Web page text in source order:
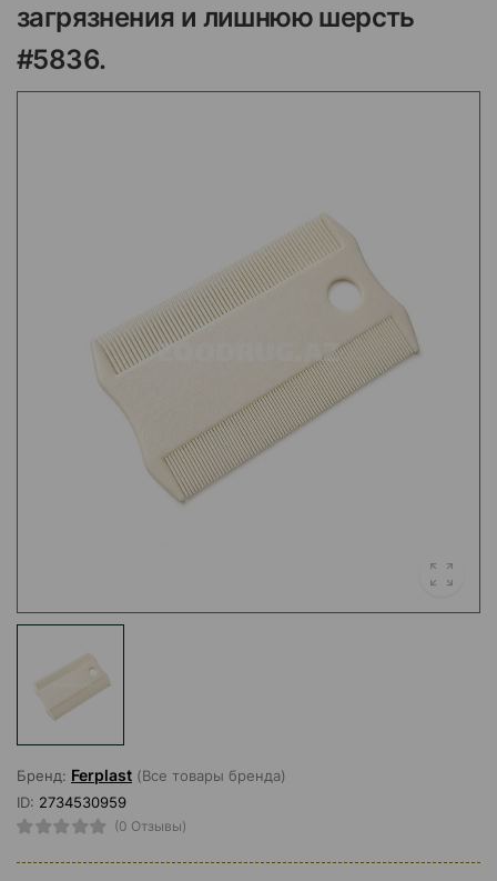
загрязнения и лишнюю шерсть
#5836.
Бренд: Ferplast (Все товары бренда)
ID: 2734530959
(0 Отзывы)